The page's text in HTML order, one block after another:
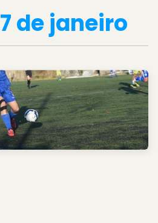
7 de janeiro